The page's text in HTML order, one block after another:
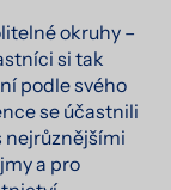
okruhy –
si tak
podle svého
se účastnili
nejrůznějšími
a pro